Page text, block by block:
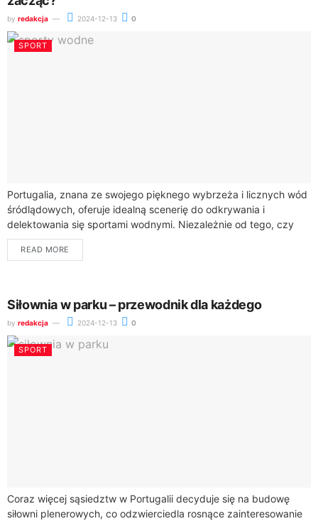
by redakcja 2024-12-13 0
SPORT
Portugalia, znana ze swojego pięknego wybrzeża i licznych wód
śródlądowych, oferuje idealną scenerię do odkrywania i
delektowania się sportami wodnymi. Niezależnie od tego, czy
jesteś początkującym, czy doświadczonym entuzjastą, istnieje...
READ MORE
Siłownia w parku – przewodnik dla każdego
by redakcja 2024-12-13 0
SPORT
Coraz więcej sąsiedztw w Portugalii decyduje się na budowę
siłowni plenerowych, co odzwierciedla rosnące zainteresowanie